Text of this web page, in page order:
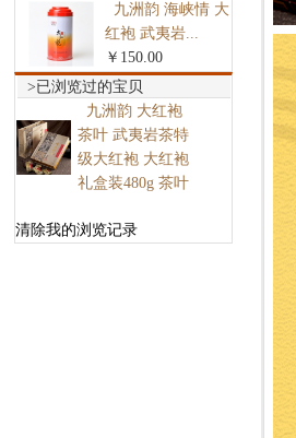
九洲韵 海峡情 大
红袍 武夷岩...
￥150.00
>已浏览过的宝贝
九洲韵 大红袍
茶叶 武夷岩茶特
级大红袍 大红袍
礼盒装480g 茶叶
清除我的浏览记录